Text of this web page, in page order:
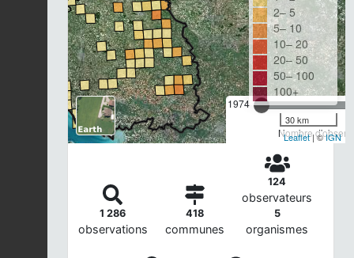
1974
Nombre
2– 5
5– 10
10– 20
20– 50
50– 100
100+
30 km
Leaflet| ©IGN
1 286
observations
418
communes
124
observateurs
5
organismes